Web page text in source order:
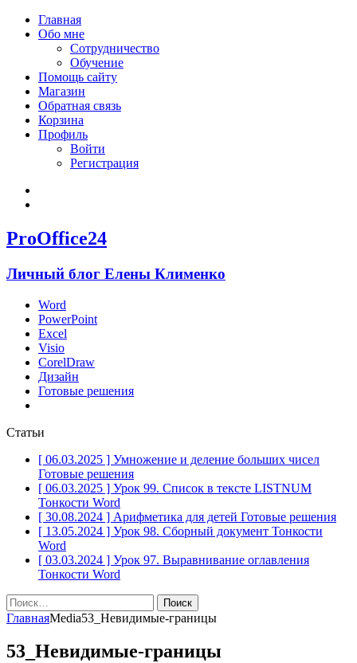
Главная
Обо мне
Сотрудничество
Обучение
Помощь сайту
Магазин
Обратная связь
Корзина
Профиль
Войти
Регистрация
ProOffice24
Личный блог Елены Клименко
Word
PowerPoint
Excel
Visio
CorelDraw
Дизайн
Готовые решения
Статьи
[ 06.03.2025 ] Умножение и деление больших чисел
Готовые решения
[ 06.03.2025 ] Урок 99. Список в тексте LISTNUM
Тонкости Word
[ 30.08.2024 ] Арифметика для детей Готовые решения
[ 13.05.2024 ] Урок 98. Сборный документ Тонкости
Word
[ 03.03.2024 ] Урок 97. Выравнивание оглавления
Тонкости Word
Найти:
ГлавнаяMedia53_Невидимые-границы
53_Невидимые-границы